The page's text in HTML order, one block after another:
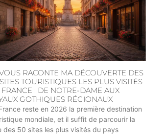
RACONTE MA DÉCOUVERTE DES
TOURISTIQUES LES PLUS VISITÉS
FRANCE : DE NOTRE-DAME AUX
GOTHIQUES RÉGIONAUX
reste en 2026 la première destination
mondiale, et il suffit de parcourir la
des 50 sites les plus visités du pays